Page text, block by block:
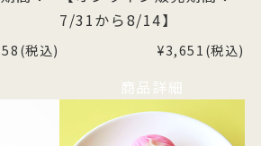
税込)
7/31から8/14】
¥3,651(税込)
商品詳細